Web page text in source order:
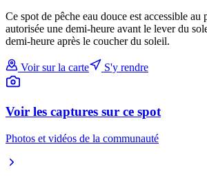
Ce spot de pêche eau douce est accessible au
autorisée une demi-heure avant le lever du
demi-heure après le coucher du soleil.
Voir sur la carte S'y rendre
Voir les captures sur ce spot
Photos et vidéos de la communauté